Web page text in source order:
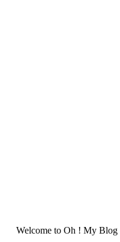
Welcome to Oh ! My Blog